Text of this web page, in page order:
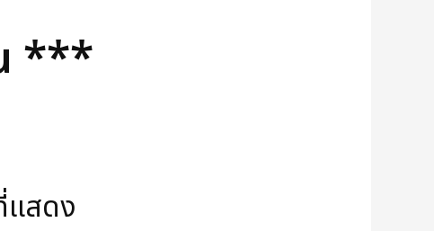
***
แสดง